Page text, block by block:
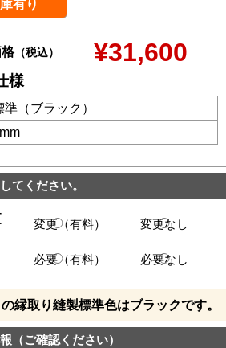
有り
（税込） ¥31,600
様
準（ブラック）
てください。
変更（有料） 変更なし
必要（有料） 必要なし
縁取り縫製標準色はブラックです。
（ご確認ください）